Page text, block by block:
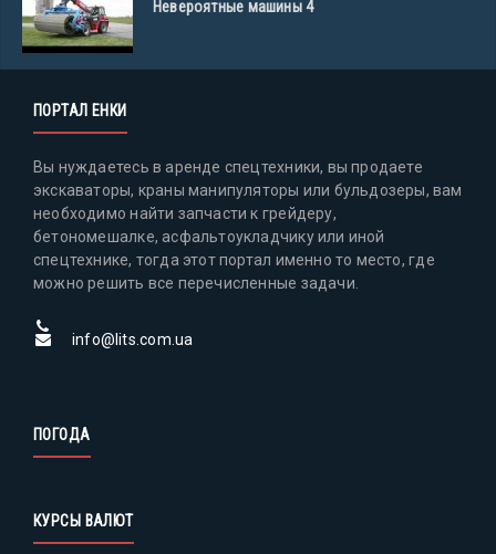
Невероятные машины 4
ПОРТАЛ ЕНКИ
Вы нуждаетесь в аренде спецтехники, вы продаете
экскаваторы, краны манипуляторы или бульдозеры, вам
необходимо найти запчасти к грейдеру,
бетономешалке, асфальтоукладчику или иной
спецтехнике, тогда этот портал именно то место, где
можно решить все перечисленные задачи.
info@lits.com.ua
ПОГОДА
КУРСЫ ВАЛЮТ